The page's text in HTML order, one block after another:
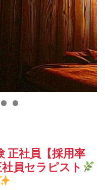
正社員【採用率
員セラピスト